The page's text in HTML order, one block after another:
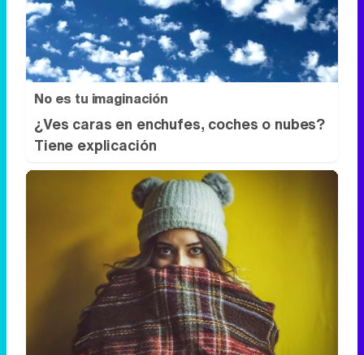
No es tu imaginación
¿Ves caras en enchufes, coches o nubes?
Tiene explicación